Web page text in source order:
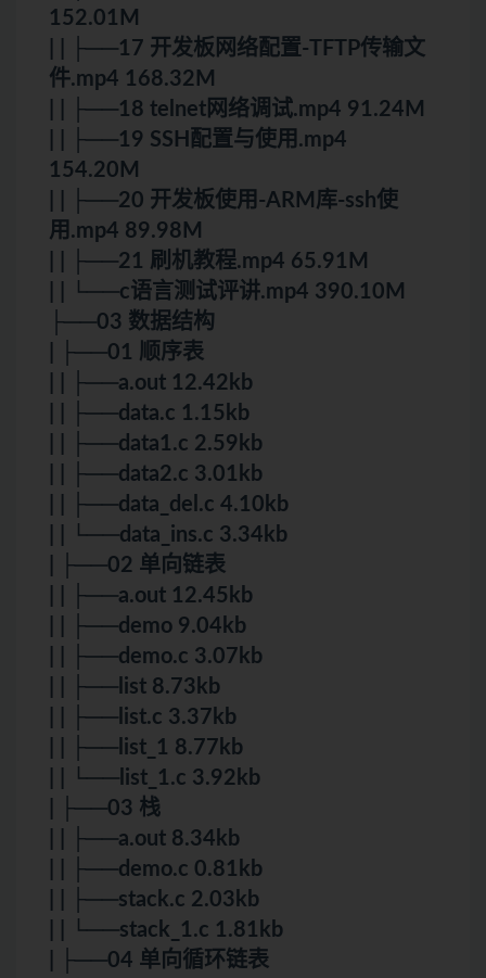
152.01M
| | ├──17 开发板网络配置-TFTP传输文
件.mp4 168.32M
| | ├──18 telnet网络调试.mp4 91.24M
| | ├──19 SSH配置与使用.mp4
154.20M
| | ├──20 开发板使用-ARM库-ssh使
用.mp4 89.98M
| | ├──21 刷机教程.mp4 65.91M
| | └──c语言测试评讲.mp4 390.10M
├──03 数据结构
| ├──01 顺序表
| | ├──a.out 12.42kb
| | ├──data.c 1.15kb
| | ├──data1.c 2.59kb
| | ├──data2.c 3.01kb
| | ├──data_del.c 4.10kb
| | └──data_ins.c 3.34kb
| ├──02 单向链表
| | ├──a.out 12.45kb
| | ├──demo 9.04kb
| | ├──demo.c 3.07kb
| | ├──list 8.73kb
| | ├──list.c 3.37kb
| | ├──list_1 8.77kb
| | └──list_1.c 3.92kb
| ├──03 栈
| | ├──a.out 8.34kb
| | ├──demo.c 0.81kb
| | ├──stack.c 2.03kb
| | └──stack_1.c 1.81kb
| ├──04 单向循环链表